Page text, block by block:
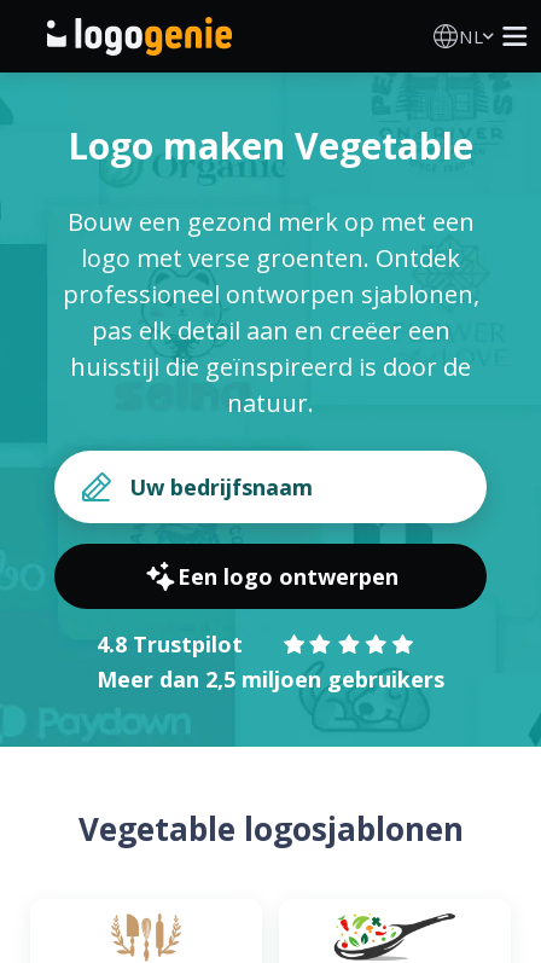
NL
AI logogenerator
Logo-ideeën
Gedrukte producten
Over
INLOGGEN
Logo maken Vegetable
Bouw een gezond merk op met een
logo met verse groenten. Ontdek
professioneel ontworpen sjablonen,
pas elk detail aan en creëer een
huisstijl die geïnspireerd is door de
natuur.
Een logo ontwerpen
4.8 Trustpilot
Meer dan 2,5 miljoen gebruikers
Vegetable logosjablonen